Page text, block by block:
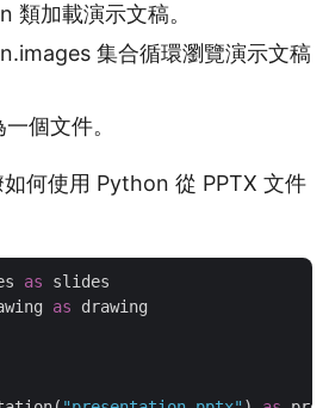
類加載演示文稿。
集合循環瀏覽演示文稿
個文件。
如何使用 Python 從 PPTX 文件
as
as drawing